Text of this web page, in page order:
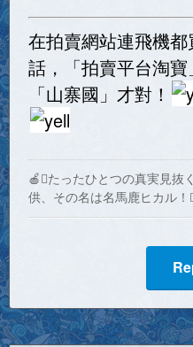
在拍賣網站連飛機都
話，「拍賣平台淘
「山寨國」才對！
🍎たったひとつの真実見抜
供、その名は名馬鹿ヒカル！